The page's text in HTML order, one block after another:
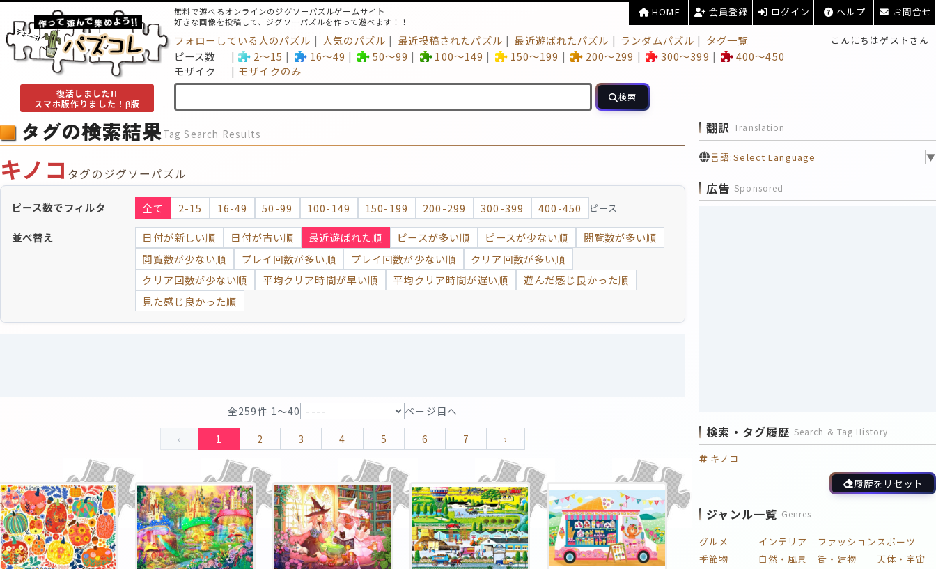
復活しました!!
スマホ版作りました！β版
検索
無料で遊べるオンラインのジグソーパズルゲームサイト
好きな画像を投稿して、ジグソーパズルを作って遊べます！！
HOME 会員登録 ログイン ヘルプ お問合せ
こんにちはゲストさん
フォローしている人のパズル 人気のパズル 最近投稿されたパズル 最近遊ばれたパズル ランダムパズル
タグ一覧
ピース数
2～15 16～49 50～99 100～149 150～199 200～299 300～399
400～450
モザイク
モザイクのみ
タグの検索結果Tag Search Results
キノコ タグのジグソーパズル
ピース数でフィルタ 全て 2-15 16-49 50-99 100-149 150-199 200-299 300-399 400-450 ピース
並べ替え 日付が新しい順 日付が古い順 最近遊ばれた順 ピースが多い順 ピースが少ない順
閲覧数が多い順
閲覧数が少ない順
プレイ回数が多い順 プレイ回数が少ない順
クリア回数が多い順
クリア回数が少ない順
平均クリア時間が早い順 平均クリア時間が遅い順
遊んだ感じ良かった順
見た感じ良かった順
全259件 1〜40
ページ目へ
‹
1 2 3 4 5 6 7 ›
翻訳 Translation
言語:Select Language ▼
広告 Sponsored
検索・タグ履歴 Search & Tag History
キノコ
履歴をリセット
ジャンル一覧 Genres
グルメ インテリア ファッションスポーツ
季節物
自然・風景 街・建物
天体・宇宙